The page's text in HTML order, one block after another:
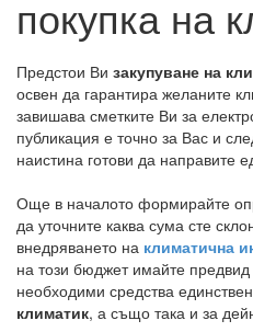
покупка на
Предстои Ви закупуване на
освен да гарантира желаните
завишава сметките Ви за
публикация е точно за Вас и
наистина готови да направите
Още в началото формирайте
да уточните каква сума сте
внедряването на климатична
на този бюджет имайте
необходими средства
климатик, а също така и за